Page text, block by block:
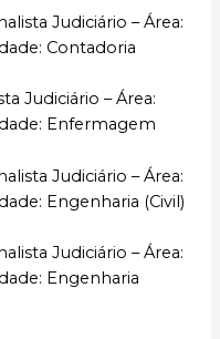
Judiciário – Área:
Contadoria
Judiciário – Área:
Enfermagem
Judiciário – Área:
Engenharia (Civil)
Judiciário – Área:
Engenharia